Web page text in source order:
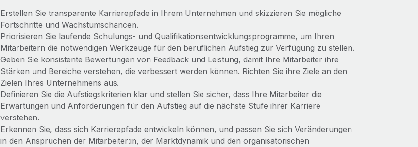
Erstellen Sie transparente Karrierepfade in Ihrem Unternehmen und skizzieren Sie mögliche
Fortschritte und Wachstumschancen.
Priorisieren Sie laufende Schulungs- und Qualifikationsentwicklungsprogramme, um Ihren
Mitarbeitern die notwendigen Werkzeuge für den beruflichen Aufstieg zur Verfügung zu stellen.
Geben Sie konsistente Bewertungen von Feedback und Leistung, damit Ihre Mitarbeiter ihre
Stärken und Bereiche verstehen, die verbessert werden können. Richten Sie ihre Ziele an den
Zielen Ihres Unternehmens aus.
Definieren Sie die Aufstiegskriterien klar und stellen Sie sicher, dass Ihre Mitarbeiter die
Erwartungen und Anforderungen für den Aufstieg auf die nächste Stufe ihrer Karriere
verstehen.
Erkennen Sie, dass sich Karrierepfade entwickeln können, und passen Sie sich Veränderungen
in den Ansprüchen der Mitarbeiter:in, der Marktdynamik und den organisatorischen